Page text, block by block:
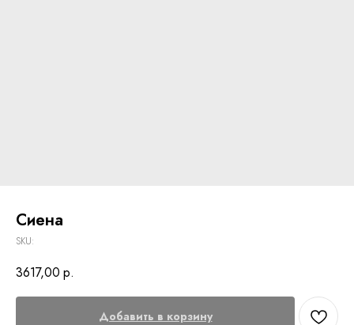
Сиена
SKU:
3617,00 р.
Добавить в корзину